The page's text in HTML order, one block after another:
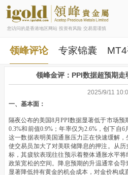
您访问的是香港地区网站 投资有风险 交易需谨慎
领峰评论 专家锦囊
领峰金评：PPI数据超预期
2025/9/11
一、基本面：
隔夜公布的美国8月PPI数据显著低于市场预
0.3%和前值0.9%；年率仅为2.6%，创下自6
这一数据表明美国通胀压力正在快速缓解
使交易员加大了对美联储降息的押注。从
标，其疲软表现往往预示着整体通胀水平
政策宽松的空间。降息预期的升温通常会
显著降低持有黄金的机会成本，对金价构成